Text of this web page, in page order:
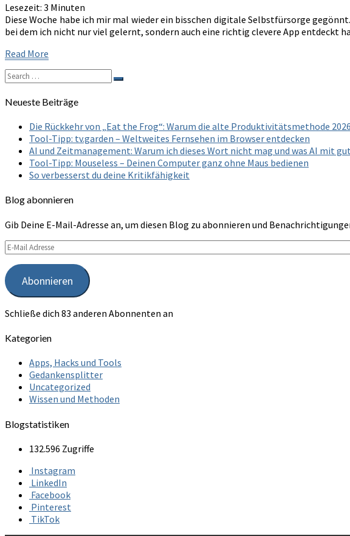
App,
die
mir
beim
Denken
hilft,
nicht
beim
Lesezeit: 3 Minuten
Diese Woche habe ich mir mal wieder ein bisschen digitale Selbstfürsorge
bei dem ich nicht nur viel gelernt, sondern auch eine richtig clevere App entdeckt
Read More
Search
for:
Search
Neueste Beiträge
Die Rückkehr von „Eat the Frog“: Warum die alte Produktivitätsmethode
Tool-Tipp: tv.garden – Weltweites Fernsehen im Browser entdecken
AI und Zeitmanagement: Warum ich dieses Wort nicht mag und was AI mit
Tool-Tipp: Mouseless – Deinen Computer ganz ohne Maus bedienen
So verbesserst du deine Kritikfähigkeit
Blog abonnieren
Gib Deine E-Mail-Adresse an, um diesen Blog zu abonnieren und
E-
Mail
Adresse
Abonnieren
Schließe dich 83 anderen Abonnenten an
Kategorien
Apps, Hacks und Tools
Gedankensplitter
Uncategorized
Wissen und Methoden
Blogstatistiken
132.596 Zugriffe
Instagram
LinkedIn
Facebook
Pinterest
TikTok